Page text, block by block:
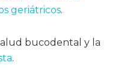
geriátricos.
bucodental y la
.